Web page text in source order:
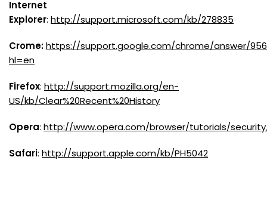
Internet
Explorer: http://support.microsoft.com/kb/278835
Crome:https://support.google.com/chrome/answer/
hl=en
Firefox: http://support.mozilla.org/en-
US/kb/Clear%20Recent%20History
Opera: http://www.opera.com/browser/tutorials/
Safari: http://support.apple.com/kb/PH5042